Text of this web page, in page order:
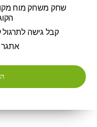
שחק משחק מוח
קבל גישה